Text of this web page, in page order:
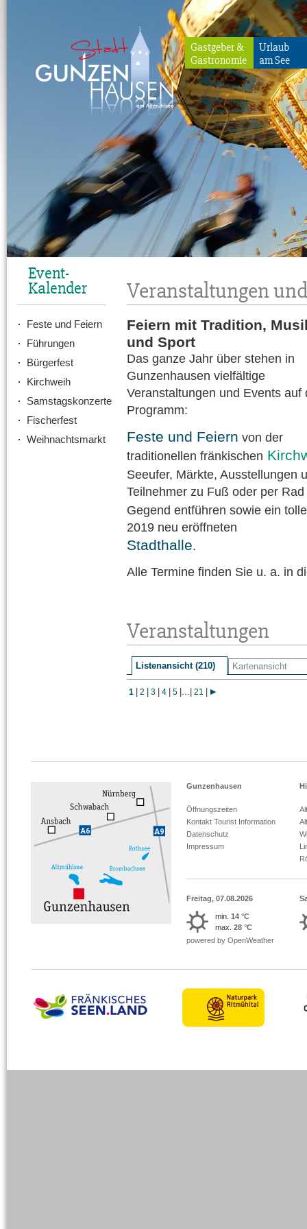
Gunzenhausen
Gastgeber &
Gastronomie
Urlaub
am See
Veranstaltungen
Feiern mit Tradition,
und Sport
Das ganze Jahr über stehen in
Gunzenhausen vielfältige
Veranstaltungen und Events auf
Programm:
Feste und Feiern von der
traditionellen fränkischen
Seeufer, Märkte, Ausstellungen
Teilnehmer zu Fuß oder per
Gegend entführen sowie ein
2019 neu eröffneten
Stadthalle.
Alle Termine finden Sie u. a. in
Veranstaltungen
Listenansicht (210) Kartenansicht
1 2 3 4 5 ... 21
Event-
Kalender
Feste und Feiern
Führungen
Bürgerfest
Kirchweih
Samstagskonzerte
Fischerfest
Weihnachtsmarkt
Gunzenhausen
Öffnungszeiten
Kontakt Tourist Information
Datenschutz
Impressum
Freitag, 07.08.2026
min. 14 °C
max. 28 °C
powered by OpenWeather